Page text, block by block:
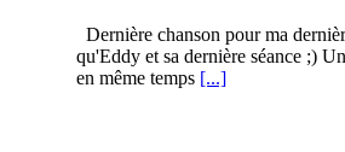
Dernière chanson pour ma
qu'Eddy et sa dernière séance ;)
en même temps [...]